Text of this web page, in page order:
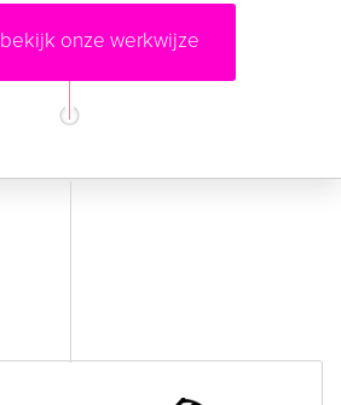
bekijk onze werkwijze